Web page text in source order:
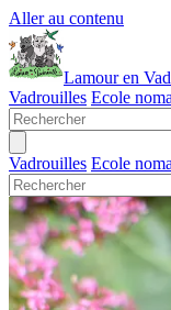
Aller au contenu
Lamour en
Vadrouilles Ecole
Vadrouilles Ecole